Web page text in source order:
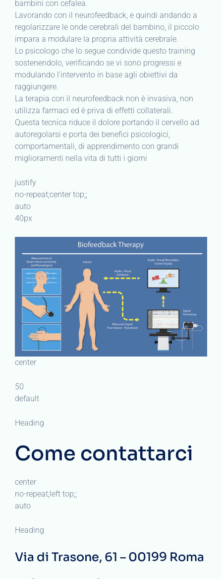
bambini con cefalea.
Lavorando con il neurofeedback, e quindi andando a
regolarizzare le onde cerebrali del bambino, il piccolo
impara a modulare la propria attività cerebrale.
Lo psicologo che lo segue condivide questo training
sostenendolo, verificando se vi sono progressi e
modulando l’intervento in base agli obiettivi da
raggiungere.
La terapia con il neurofeedback non è invasiva, non
utilizza farmaci ed è priva di effetti collaterali.
Questa tecnica riduce il dolore portando il cervello ad
autoregolarsi e porta dei benefici psicologici,
comportamentali, di apprendimento con grandi
miglioramenti nella vita di tutti i giorni
justify
no-repeat;center top;;
auto
40px
center
50
default
Heading
Come contattarci
center
no-repeat;left top;;
auto
Heading
Via di Trasone, 61 – 00199 Roma